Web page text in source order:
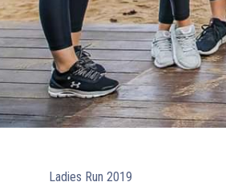
Ladies Run 2019